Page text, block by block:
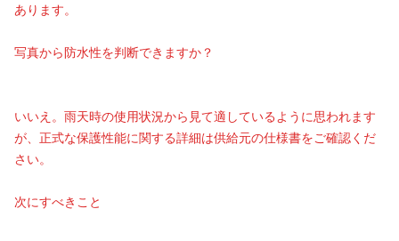
あります。
写真から防水性を判断できますか？
いいえ。雨天時の使用状況から見て適しているように思われます
が、正式な保護性能に関する詳細は供給元の仕様書をご確認くだ
さい。
次にすべきこと